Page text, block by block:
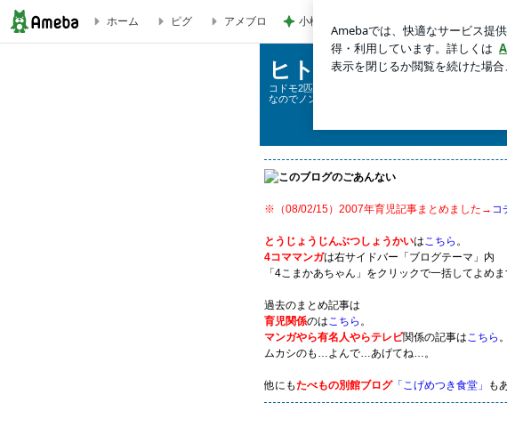
ホーム ピグ アメブロ 小柳ルミ子 愛犬の1日の里帰り
ヒトのにくばかりやく
コドモ2匹引きずったイラストレーターが在宅で泣き
なのでノンアルコールでもクダをまけるこの場所で
このブログのごあんない
※（08/02/15）2007年育児記事まとめました→ コ
とうじょうじんぶつしょうかいはこちら 。
4コママンガは右サイドバー「ブログテーマ」内
「4こまかあちゃん」をクリックで一括してよめま
過去のまとめ記事は
育児関係のはこちら 。
マンガやら有名人やらテレビ関係の記事はこちら 。
ムカシのも…よんで…あげてね…。
他にもたべもの別館ブログ「こげめつき食堂」 も